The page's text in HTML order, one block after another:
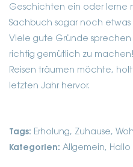
Geschichten ein oder lerne
Sachbuch sogar noch etwas
Viele gute Gründe sprechen
richtig gemütlich zu
Reisen träumen möchte,
letzten Jahr hervor.
Tags: Erholung, Zuhause,
Kategorien: Allgemein,